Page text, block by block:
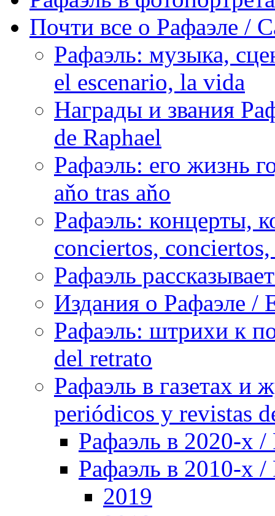
Почти все о Рафаэле /
Рафаэль: музыка,
el escenario, la vida
Награды и звания
de Raphael
Рафаэль: его жизнь
aňo tras aňo
Рафаэль: концерты,
conciertos,
Рафаэль
Издания о Рафаэле /
Рафаэль: штрихи к
del retrato
Рафаэль в газетах и
periódicos y revistas
Рафаэль в 2020-х /
Рафаэль в 2010-х /
2019